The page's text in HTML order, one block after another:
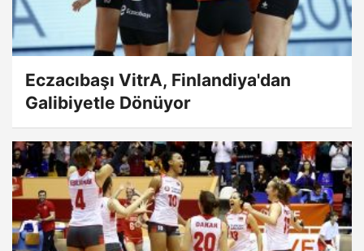
Eczacıbaşı VitrA, Finlandiya'dan
Galibiyetle Dönüyor